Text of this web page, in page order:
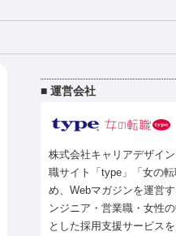
■ 運営会社
株式会社キャリアデザイ
職サイト「type」「女の
め、Webマガジンを運営
ンジニア・営業職・女性
とした採用支援サービス